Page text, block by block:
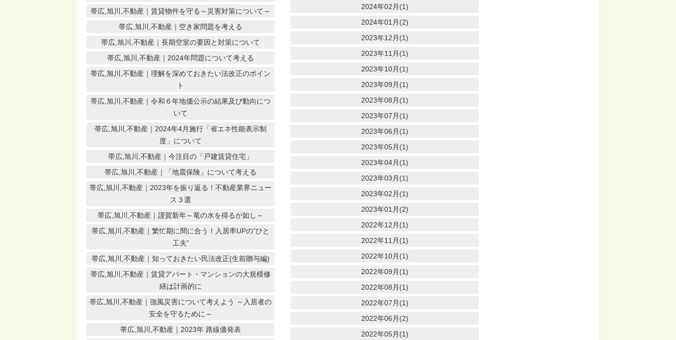
帯広,旭川,不動産｜賃貸物件を守る～災害対策について～
帯広,旭川,不動産｜空き家問題を考える
帯広,旭川,不動産｜長期空室の要因と対策について
帯広,旭川,不動産｜2024年問題について考える
帯広,旭川,不動産｜理解を深めておきたい法改正のポイン
ト
帯広,旭川,不動産｜令和６年地価公示の結果及び動向につ
いて
帯広,旭川,不動産｜2024年4月施行「省エネ性能表示制
度」について
帯広,旭川,不動産｜今注目の「戸建賃貸住宅」
帯広,旭川,不動産｜「地震保険」について考える
帯広,旭川,不動産｜2023年を振り返る！不動産業界ニュー
ス３選
帯広,旭川,不動産｜謹賀新年～竜の水を得るが如し～
帯広,旭川,不動産｜繁忙期に間に合う！入居率UPの”ひと
工夫”
帯広,旭川,不動産｜知っておきたい民法改正(生前贈与編)
帯広,旭川,不動産｜賃貸アパート・マンションの大規模修
繕は計画的に
帯広,旭川,不動産｜強風災害について考えよう ～入居者の
安全を守るために～
帯広,旭川,不動産｜2023年 路線価発表
2024年02月(1)
2024年01月(2)
2023年12月(1)
2023年11月(1)
2023年10月(1)
2023年09月(1)
2023年08月(1)
2023年07月(1)
2023年06月(1)
2023年05月(1)
2023年04月(1)
2023年03月(1)
2023年02月(1)
2023年01月(2)
2022年12月(1)
2022年11月(1)
2022年10月(1)
2022年09月(1)
2022年08月(1)
2022年07月(1)
2022年06月(2)
2022年05月(1)